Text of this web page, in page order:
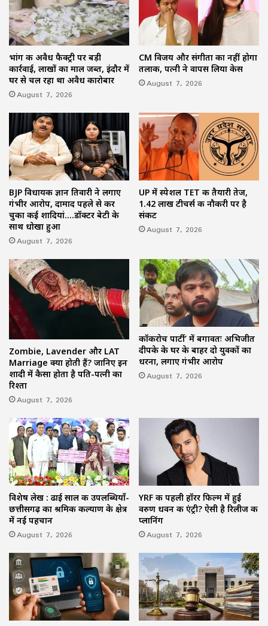
भांग की अवैध फैक्ट्री पर बड़ी
कार्रवाई, लाखों का माल जब्त, इंदौर में
घर से चल रहा था अवैध कारोबार
August 7, 2026
CM विजय और संगीता का नहीं होगा
तलाक, पत्नी ने वापस लिया केस
August 7, 2026
BJP विधायक ज्ञान तिवारी ने लगाए
गंभीर आरोप, दामाद पहले से कर
चुका कई शादियां….डॉक्टर बेटी के
साथ धोखा हुआ
August 7, 2026
UP में स्पेशल TET की तैयारी तेज,
1.42 लाख टीचर्स की नौकरी पर है
संकट
August 7, 2026
Zombie, Lavender और LAT
Marriage क्या होती हैं? जानिए इन
शादी में कैसा होता है पति-पत्नी का
रिश्ता
August 7, 2026
कॉकरोच पार्टी’ में बगावतः अभिजीत
दीपके के घर के बाहर दो युवकों का
धरना, लगाए गंभीर आरोप
August 7, 2026
विशेष लेख : ढाई साल की उपलब्धियाँ-
छत्तीसगढ़ का श्रमिक कल्याण के क्षेत्र
में नई पहचान
August 7, 2026
YRF की पहली हॉरर फिल्म में हुई
वरुण धवन की एंट्री? ऐसी है रिलीज की
प्लानिंग
August 7, 2026